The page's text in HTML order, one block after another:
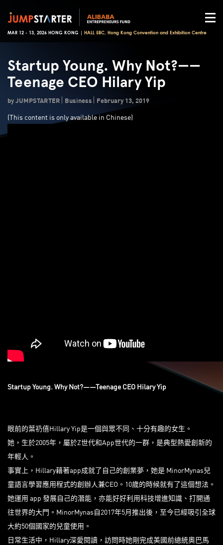
MAR 12 - 13, 2026 HONG KONG | HALL 5BC, Hong Kong Convention and Exhibition Centre
Startup Young. Why Not?——
Teenage CEO Hilary Yip
by JUMPSTARTER Business February 13, 2019
(This content is only available in Chinese)
Startup Young. Why Not?——Teenage CEO Hilary Yip
眼前的葉礽僖Hillary Yip是一個與眾不同、十分有趣的女生。
她，生於2005年，屬於Z世代和App世代的一群，是典型熱愛創新的
年輕人。
事實上，Hillary藉著app成就了自己的創業夢，她是 MinorMynas兒
童語言學習應用程式的創辦人兼CEO。10歲的時候就有了這個想法。
她運用 app 發展自己的潛能，亦能好好利用科技增進知識、打開通
往世界的大門。MinorMynas自2017年5月推出後，至今已經吸引全球
大約50個國家的兒童使用。
日常生活中，Hillary深愛閱讀，訪問時她剛完成美國前總統奧巴馬